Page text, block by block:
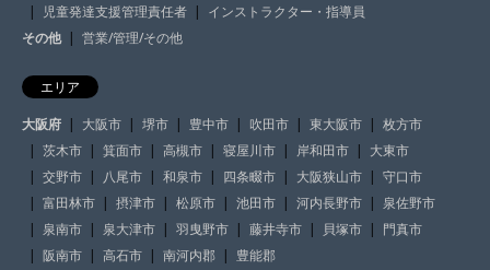
児童発達支援管理責任者
インストラクター・指導員
その他
営業/管理/その他
エリア
大阪府
大阪市 堺市 豊中市 吹田市 東大阪市
枚方市
茨木市
箕面市 高槻市 寝屋川市 岸和田市
大東市
交野市
八尾市 和泉市 四条畷市 大阪狭山市
守口市
富田林市
摂津市 松原市 池田市 河内長野市
泉佐野市
泉南市
泉大津市 羽曳野市 藤井寺市 貝塚市
門真市
阪南市
高石市 南河内郡
豊能郡